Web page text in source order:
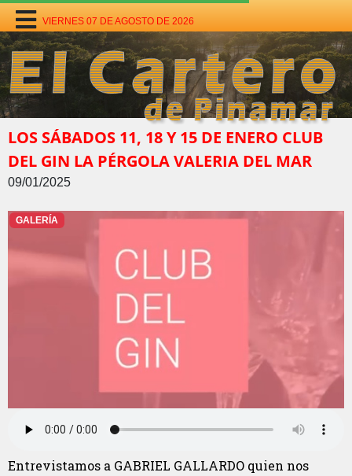
VIERNES 07 DE AGOSTO DE 2026
LOS SÁBADOS 11, 18 Y 15 DE ENERO CLUB
DEL GIN LA PÉRGOLA VALERIA DEL MAR
09/01/2025
GALERÍA
Entrevistamos a GABRIEL GALLARDO quien nos